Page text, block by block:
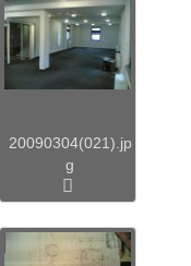
20090304(021).jp
g